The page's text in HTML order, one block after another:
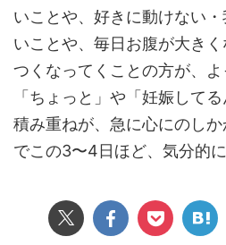
いことや、好きに動けない
いことや、毎日お腹が大き
つくなってくことの方が、
「ちょっと」や「妊娠して
積み重ねが、急に心にのし
でこの3〜4日ほど、気分的